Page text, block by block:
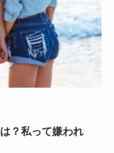
？私って嫌われ